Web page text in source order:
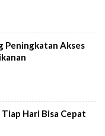
Peningkatan Akses
Hari Bisa Cepat